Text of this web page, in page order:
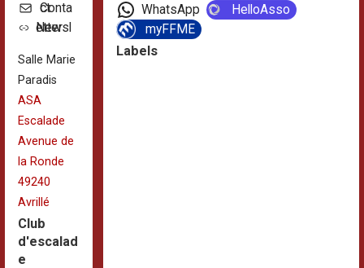
Contact
Newsletter
Salle Marie
Paradis
ASA
Escalade
Avenue de
la Ronde
49240
Avrillé
Club
d'escalad
e
WhatsApp
HelloAsso
myFFME
Labels